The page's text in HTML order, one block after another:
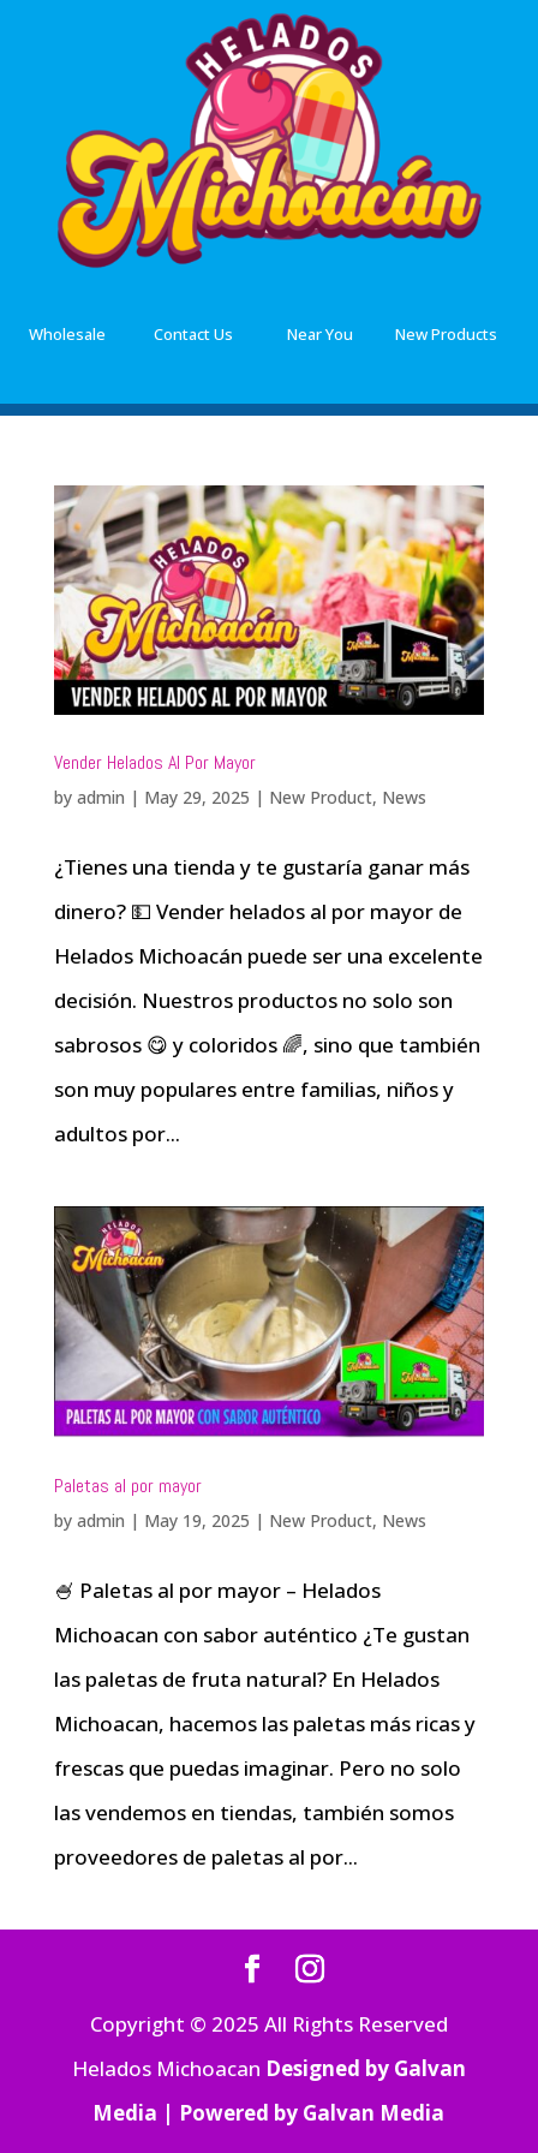
Wholesale Contact Us Near You New Products
Vender Helados Al Por Mayor
by admin | May 29, 2025 | New Product, News
¿Tienes una tienda y te gustaría ganar más
dinero? 💵 Vender helados al por mayor de
Helados Michoacán puede ser una excelente
decisión. Nuestros productos no solo son
sabrosos 😋 y coloridos 🌈, sino que también
son muy populares entre familias, niños y
adultos por...
Paletas al por mayor
by admin | May 19, 2025 | New Product, News
🍧 Paletas al por mayor – Helados
Michoacan con sabor auténtico ¿Te gustan
las paletas de fruta natural? En Helados
Michoacan, hacemos las paletas más ricas y
frescas que puedas imaginar. Pero no solo
las vendemos en tiendas, también somos
proveedores de paletas al por...
Copyright © 2025 All Rights Reserved
Helados Michoacan Designed by Galvan
Media | Powered by Galvan Media